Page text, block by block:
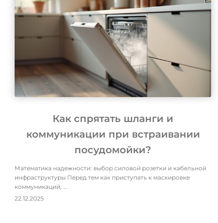
Как спрятать шланги и
коммуникации при встраивании
посудомойки?
Математика надежности: выбор силовой розетки и кабельной
инфраструктуры Перед тем как приступать к маскировке
коммуникаций, …
22.12.2025